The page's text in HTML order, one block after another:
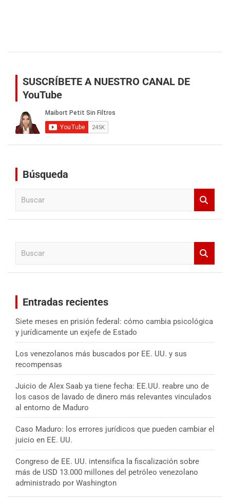
SUSCRÍBETE A NUESTRO CANAL DE
YouTube
Búsqueda
Entradas recientes
Siete meses en prisión federal: cómo cambia psicológica
y jurídicamente un exjefe de Estado
Los venezolanos más buscados por EE. UU. y sus
recompensas
Juicio de Alex Saab ya tiene fecha: EE.UU. reabre uno de
los casos de lavado de dinero más relevantes vinculados
al entorno de Maduro
Caso Maduro: los errores jurídicos que pueden cambiar el
juicio en EE. UU.
Congreso de EE. UU. intensifica la fiscalización sobre
más de USD 13.000 millones del petróleo venezolano
administrado por Washington